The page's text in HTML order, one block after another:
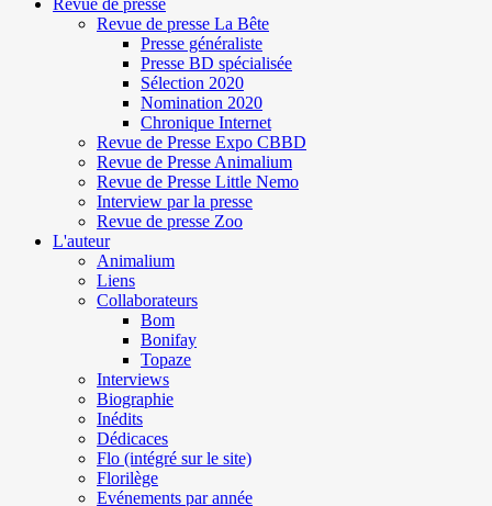
Revue de presse La Bête
Presse généraliste
Presse BD spécialisée
Sélection 2020
Nomination 2020
Chronique Internet
Revue de Presse Expo CBBD
Revue de Presse Animalium
Revue de Presse Little Nemo
Interview par la presse
Revue de presse Zoo
L'auteur
Animalium
Liens
Collaborateurs
Bom
Bonifay
Topaze
Interviews
Biographie
Inédits
Dédicaces
Flo (intégré sur le site)
Florilège
Evénements par année